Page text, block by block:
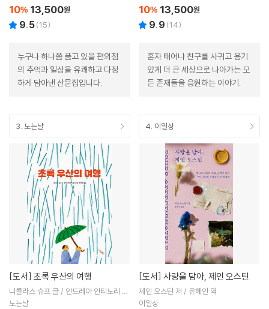
10% 13,500원
9.5(15)
누구나 하나쯤 품고 있을 편의점
의 추억과 일상을 유쾌하고 다정
하게 담아낸 산문집입니다.
10% 13,500원
9.9 (14)
혼자 태어나 친구를 사귀고 용기
있게 더 큰 세상으로 나아가는 모
든 존재들을 응원하는 이야기.
3. 노는날
[도서] 초록 우산의 여행
니콜라스 슈프 글 / 안드레아 안티노리 그
림 / 박재연 역
노는날
4. 이일상
[도서] 사랑을 담아, 제인 오스틴
제인 오스틴 저 / 유혜인 역
이일상